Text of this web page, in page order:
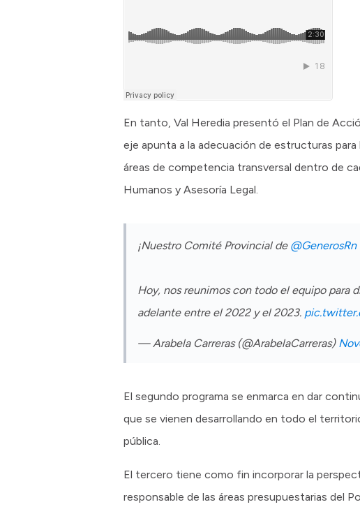
En tanto, Val Heredia presentó el Plan de
eje apunta a la adecuación de estructuras
áreas de competencia transversal dentro de
Humanos y Asesoría Legal.
¡Nuestro Comité Provincial de @GenerosRn
Hoy, nos reunimos con todo el equipo para
adelante entre el 2022 y el 2023.
— Arabela Carreras (@ArabelaCarreras)
El segundo programa se enmarca en dar
que se vienen desarrollando en todo el
pública.
El tercero tiene como fin incorporar la
responsable de las áreas presupuestarias del